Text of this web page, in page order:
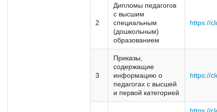
2
Дипломы педагогов
с высшим
специальным
(дошкольным)
образованием
https://
3
Приказы,
содержащие
информацию о
педагогах с высшей
и первой категорией
https://